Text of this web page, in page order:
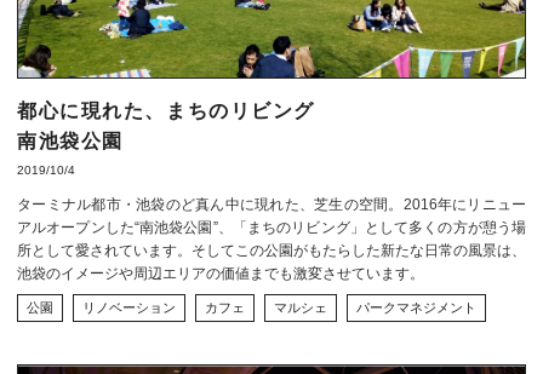
都心に現れた、まちのリビング
南池袋公園
2019/10/4
ターミナル都市・池袋のど真ん中に現れた、芝生の空間。2016年にリニュー
アルオープンした“南池袋公園”、「まちのリビング」として多くの方が憩う場
所として愛されています。そしてこの公園がもたらした新たな日常の風景は、
池袋のイメージや周辺エリアの価値までも激変させています。
公園 リノベーション カフェ マルシェ パークマネジメント